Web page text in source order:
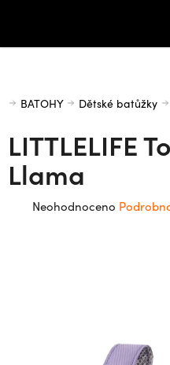
Domů
BATOHY Dětské batůžky
LITTLELIFE
Llama
Průměrné
Neohodnoceno